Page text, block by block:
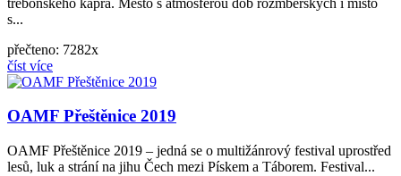
s...
přečteno: 7282x
číst více
OAMF Přeštěnice 2019
OAMF Přeštěnice 2019 – jedná se o multižánrový festival uprostřed
lesů, luk a strání na jihu Čech mezi Pískem a Táborem. Festival...